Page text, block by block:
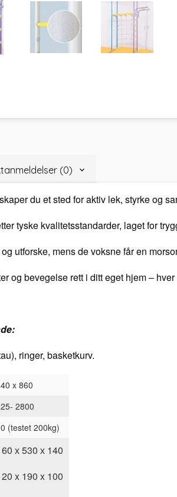
(0)
du et sted foraktiv lek, styrke og
tyske kvalitetsstandarder, laget for
utforske, mens de voksne får en
og bevegelse rett i ditt eget hjem – hver
ringer, basketkurv.
x 860
2800
(testet 200kg)
х 530 х 140
x 190 x 100